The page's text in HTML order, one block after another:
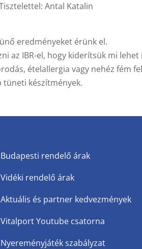
Antal Katalin
eredményeket érünk el.
az IBR-el, hogy kiderítsük mi
ételallergia vagy nehéz fém
tüneti készítmények.
Budapesti rendelő árak
Vidéki rendelő árak
Aktuális és partner kedvezmények
Vitalport Youtube csatorna
Nyereményjáték szabályzat